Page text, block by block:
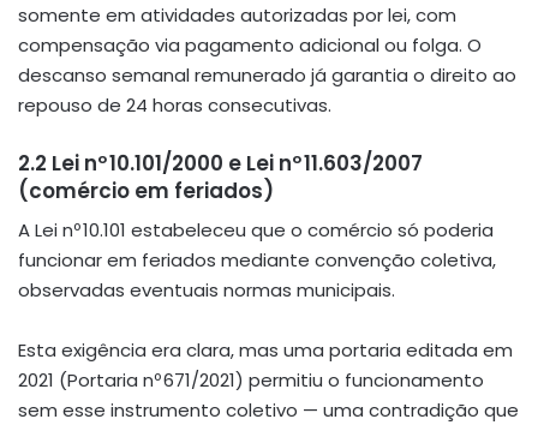
somente em atividades autorizadas por lei, com
compensação via pagamento adicional ou folga. O
descanso semanal remunerado já garantia o direito ao
repouso de 24 horas consecutivas.
2.2 Lei nº 10.101/2000 e Lei nº 11.603/2007
(comércio em feriados)
A Lei nº 10.101 estabeleceu que o comércio só poderia
funcionar em feriados mediante convenção coletiva,
observadas eventuais normas municipais.
Esta exigência era clara, mas uma portaria editada em
2021 (Portaria nº 671/2021) permitiu o funcionamento
sem esse instrumento coletivo — uma contradição que